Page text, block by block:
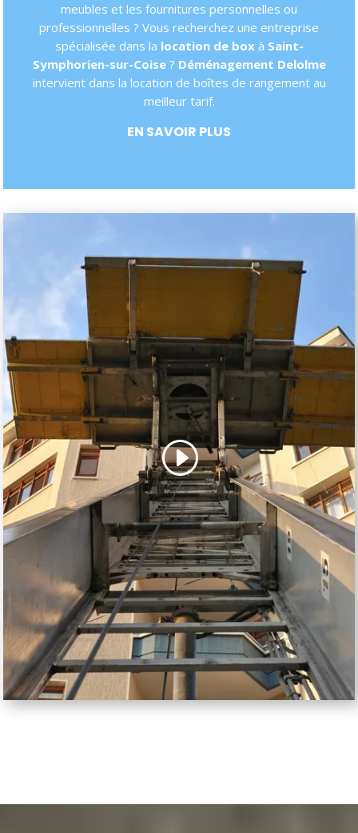
meubles et les fournitures personnelles ou
professionnelles ? Vous recherchez une entreprise
spécialisée dans la location de boxà Saint-
Symphorien-sur-Coise? Déménagement Delolme
intervient dans la location de boîtes de rangement au
meilleur tarif.
EN SAVOIR PLUS